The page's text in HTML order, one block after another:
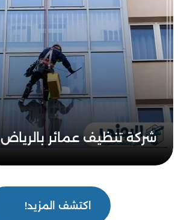
شركة تنظيف عمائر بالرياض
اكتشف المزيد!